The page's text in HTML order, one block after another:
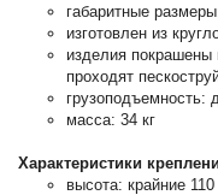
габаритные
изготовлен из
изделия
проходят
грузоподъемность:
масса: 34 кг
Характеристики
высота: крайние